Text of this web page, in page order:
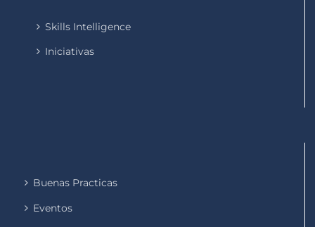
Skills Intelligence
Iniciativas
Buenas Practicas
Eventos